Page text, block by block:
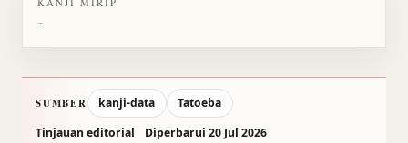
-
SUMBER kanji-data
Tatoeba
Tinjauan editorial
Diperbarui 20 Jul 2026